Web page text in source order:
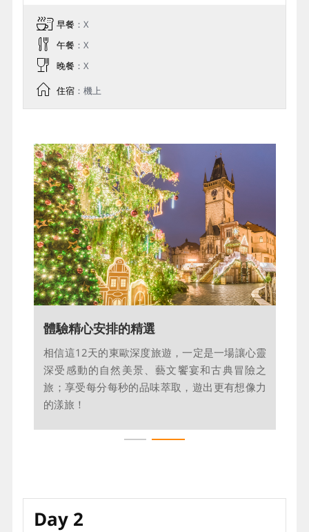
早餐 ：X
午餐 ：X
晚餐 ：X
住宿：機上
體驗精心安排的精選
相信這12天的東歐深度旅遊，一定是一場讓心靈
深受感動的自然美景、藝文饗宴和古典冒險之
旅；享受每分每秒的品味萃取，遊出更有想像力
的漾旅！
今日飛往愛戀東歐
準備好，跟著我們一起穿越在捷克的千塔之都風
采、飄揚歌劇音符的奧地利，讚嘆世界文化遺產
之美、品嚐各國道地美食。
Day 2